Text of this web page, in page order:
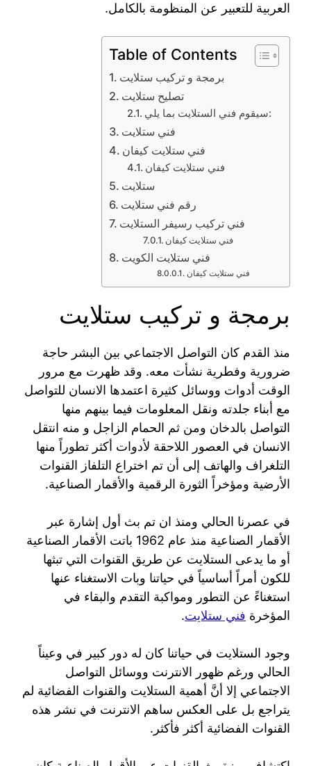
العربية للتعبير عن المنظومة بالكامل.
Table of Contents
برمجة و تركيب ستلايت
تصليح ستلايت
سيقوم فني الستلايت بما يلي:
فني ستلايت
فني ستلايت كيفان
فني ستلايت كيفان
ستلايت
رقم فني ستلايت
فني تركيب رسيفر الستلايت
فني ستلايت كيفان
فني ستلايت الكويت
فني ستلايت كيفان
برمجة و تركيب ستلايت
منذ القدم كان التواصل الاجتماعي بين البشر حاجة
ضرورية وفطرية نشأت معه. وقد ظهرت مع مرور
الوقت أدوات ووسائل كثيرة اعتمدها الانسان للتواصل
مع أبناء جلدته ونقل المعلومات فيما بينهم منها
التواصل بالدخان ومن ثم الحمام الزاجل و منه انتقل
الانسان في العصور اللاحقة لأدوات أكثر تطوراً منها
التلغراف والهاتف إلى أن تم اختراع التلفاز القنوات
الأرضية ومؤخراً الثورة الرقمية والأقمار الصناعية.
في عصرنا الحالي ومنذ ان تم بث أول إشارة عبر
الأقمار الصناعية منذ عام 1962 باتت الأقمار الصناعية
أو ما يدعى الستلايت عن طريق القنوات التي تبثها
للكون أمراً أساسياً في حياتنا وبات الاستغناء عنها
استغناءً عن التطور ومواكبة التقدم والبقاء في
المؤخرة فني ستلايت.
وجود الستلايت في حياتنا كان له دور كبير في وعيناً
الحالي ورغم ظهور الانترنت ووسائل التواصل
الاجتماعي إلا أنَّ أهمية الستلايت والقنوات الفضائية لم
يتراجع بل على العكس ساهم الانترنت في نشر هذه
القنوات الفضائية أكثر فأكثر.